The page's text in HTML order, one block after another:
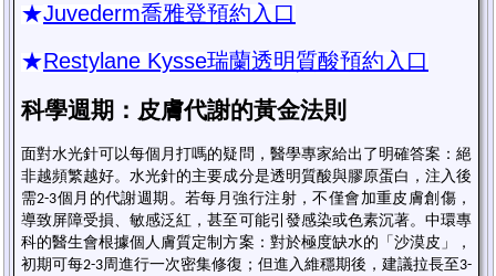
★Juvederm喬雅登預約入口
★Restylane Kysse瑞蘭透明質酸預約入口
科學週期：皮膚代謝的黃金法則
面對水光針可以每個月打嗎的疑問，醫學專家給出了明確答案：絕
非越頻繁越好。水光針的主要成分是透明質酸與膠原蛋白，注入後
需2-3個月的代謝週期。若每月強行注射，不僅會加重皮膚創傷，
導致屏障受損、敏感泛紅，甚至可能引發感染或色素沉著。中環專
科的醫生會根據個人膚質定制方案：對於極度缺水的「沙漠皮」，
初期可每2-3周進行一次密集修復；但進入維穩期後，建議拉長至 3-